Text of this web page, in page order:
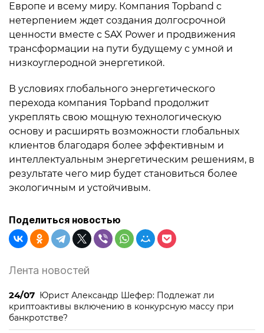
Европе и всему миру. Компания Topband с
нетерпением ждет создания долгосрочной
ценности вместе с SAX Power и продвижения
трансформации на пути будущему с умной и
низкоуглеродной энергетикой.
В условиях глобального энергетического
перехода компания Topband продолжит
укреплять свою мощную технологическую
основу и расширять возможности глобальных
клиентов благодаря более эффективным и
интеллектуальным энергетическим решениям, в
результате чего мир будет становиться более
экологичным и устойчивым.
Поделиться новостью
Лента новостей
24/07 Юрист Александр Шефер: Подлежат ли
криптоактивы включению в конкурсную массу при
банкротстве?